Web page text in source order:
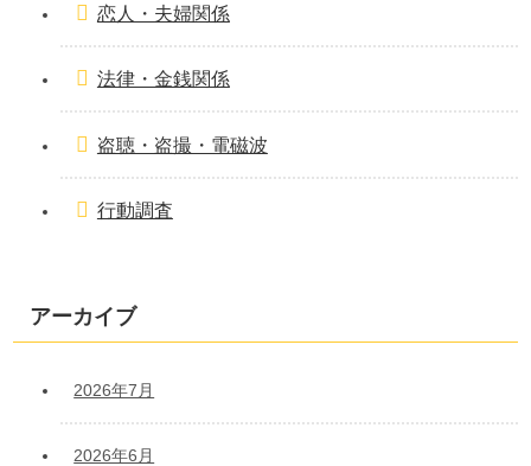
恋人・夫婦関係
法律・金銭関係
盗聴・盗撮・電磁波
行動調査
アーカイブ
2026年7月
2026年6月